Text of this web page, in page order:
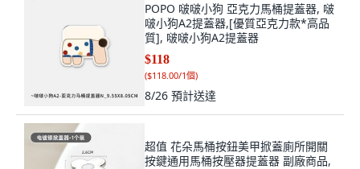
POPO 啵啵小狗 亞克力馬桶提蓋器, 啵
啵小狗A2提蓋器,[優質亞克力款*高品
質], 啵啵小狗A2提蓋器
$118
($118.00/1個)
8/26 預計送達
超值 花朵馬桶按鈕美甲掀蓋廁所開關
按鍵通用馬桶按壓器提蓋器 副廠商品,